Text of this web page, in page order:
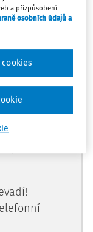
Přihlaste se.
a přizpůsobení
osobních údajů a